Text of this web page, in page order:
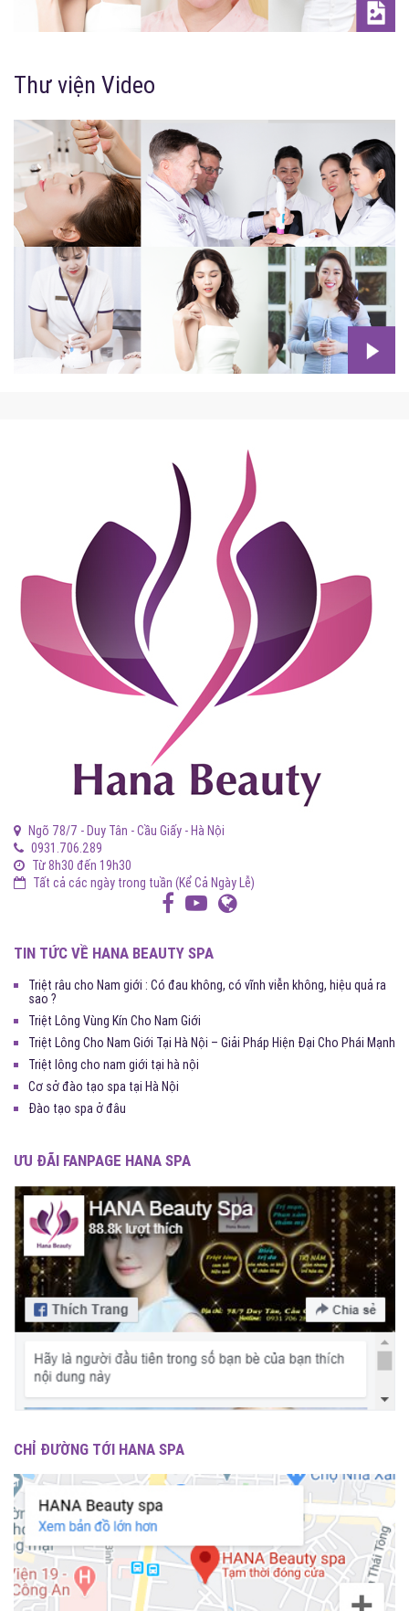
Thư viện Video
Ngõ 78/7 - Duy Tân - Cầu Giấy - Hà Nội
0931.706.289
Từ 8h30 đến 19h30
Tất cả các ngày trong tuần (Kể Cả Ngày Lễ)
TIN TỨC VỀ HANA BEAUTY SPA
Triệt râu cho Nam giới : Có đau không, có vĩnh viễn không, hiệu quả ra
sao ?
Triệt Lông Vùng Kín Cho Nam Giới
Triệt Lông Cho Nam Giới Tại Hà Nội – Giải Pháp Hiện Đại Cho Phái Mạnh
Triệt lông cho nam giới tại hà nội
Cơ sở đào tạo spa tại Hà Nội
Đào tạo spa ở đâu
ƯU ĐÃI FANPAGE HANA SPA
CHỈ ĐƯỜNG TỚI HANA SPA